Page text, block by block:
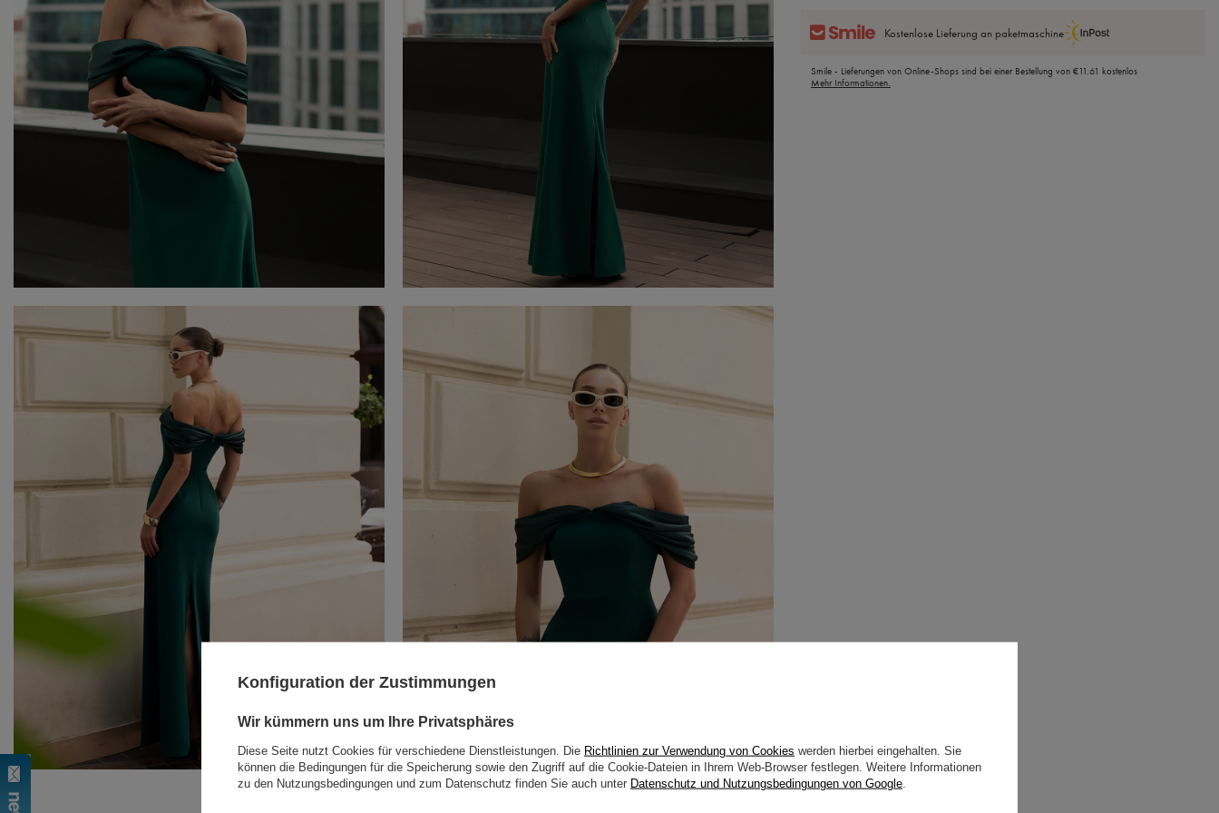
Kostenlose Lieferung an paketmaschine
Smile - Lieferungen von Online-Shops sind bei einer Bestellung von €11.61 kostenlos
Mehr Informationen.
Konfiguration der Zustimmungen
Wir kümmern uns um Ihre Privatsphäres
Diese Seite nutzt Cookies für verschiedene Dienstleistungen. Die Richtlinien zur Verwendung von Cookies werden hierbei eingehalten. Sie
können die Bedingungen für die Speicherung sowie den Zugriff auf die Cookie-Dateien in Ihrem Web-Browser festlegen. Weitere Informationen
zu den Nutzungsbedingungen und zum Datenschutz finden Sie auch unter Datenschutz und Nutzungsbedingungen von Google